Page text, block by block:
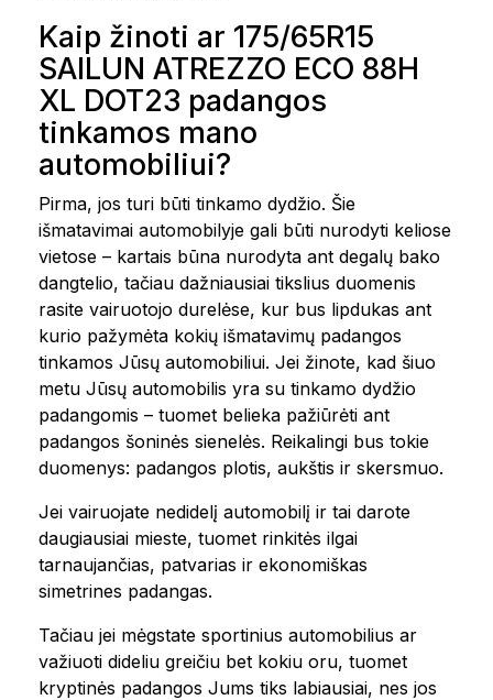
Kaip žinoti ar 175/65R15
SAILUN ATREZZO ECO 88H
XL DOT23 padangos
tinkamos mano
automobiliui?
Pirma, jos turi būti tinkamo dydžio. Šie
išmatavimai automobilyje gali būti nurodyti keliose
vietose – kartais būna nurodyta ant degalų bako
dangtelio, tačiau dažniausiai tikslius duomenis
rasite vairuotojo durelėse, kur bus lipdukas ant
kurio pažymėta kokių išmatavimų padangos
tinkamos Jūsų automobiliui. Jei žinote, kad šiuo
metu Jūsų automobilis yra su tinkamo dydžio
padangomis – tuomet belieka pažiūrėti ant
padangos šoninės sienelės. Reikalingi bus tokie
duomenys: padangos plotis, aukštis ir skersmuo.
Jei vairuojate nedidelį automobilį ir tai darote
daugiausiai mieste, tuomet rinkitės ilgai
tarnaujančias, patvarias ir ekonomiškas
simetrines padangas.
Tačiau jei mėgstate sportinius automobilius ar
važiuoti dideliu greičiu bet kokiu oru, tuomet
kryptinės padangos Jums tiks labiausiai, nes jos